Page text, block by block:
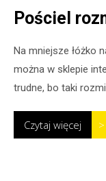
Pościel
Na mniejsze łóżko
można w sklepie
trudne, bo taki
Czytaj więcej >